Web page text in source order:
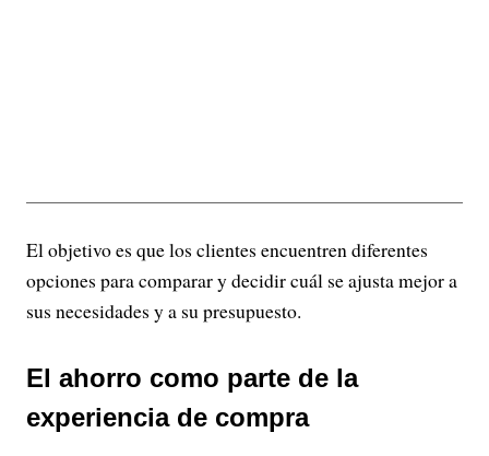
El objetivo es que los clientes encuentren diferentes
opciones para comparar y decidir cuál se ajusta mejor a
sus necesidades y a su presupuesto.
El ahorro como parte de la
experiencia de compra